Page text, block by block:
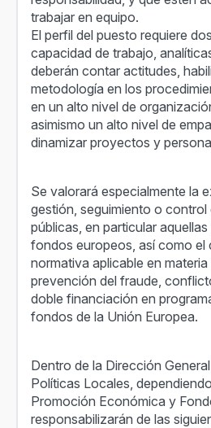
trabajar en equipo.
El perfil del puesto requiere
capacidad de trabajo,
deberán contar actitudes,
metodología en los
en un alto nivel de
asimismo un alto nivel de
dinamizar proyectos y
Se valorará especialmente la
gestión, seguimiento o
públicas, en particular
fondos europeos, así como el
normativa aplicable en
prevención del fraude,
doble financiación en
fondos de la Unión Europea.
Dentro de la Dirección
Políticas Locales,
Promoción Económica y
responsabilizarán de las